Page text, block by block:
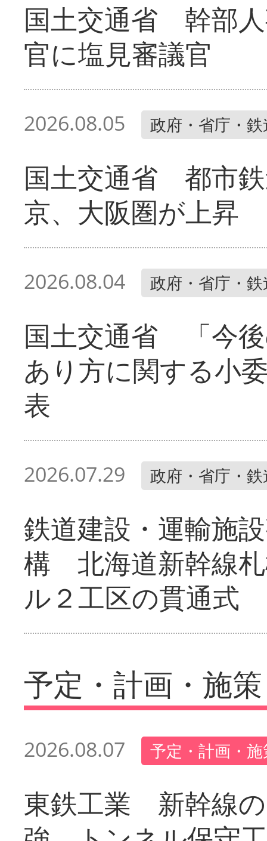
国土交通省 幹部
官に塩見審議官
2026.08.05 政府・省庁・
国土交通省 都市
京、大阪圏が上昇
2026.08.04 政府・省庁・
国土交通省 「今
あり方に関する小
表
2026.07.29 政府・省庁・
鉄道建設・運輸施
構 北海道新幹線
ル２工区の貫通式
予定・計画・施策
2026.08.07 予定・計画・
東鉄工業 新幹線